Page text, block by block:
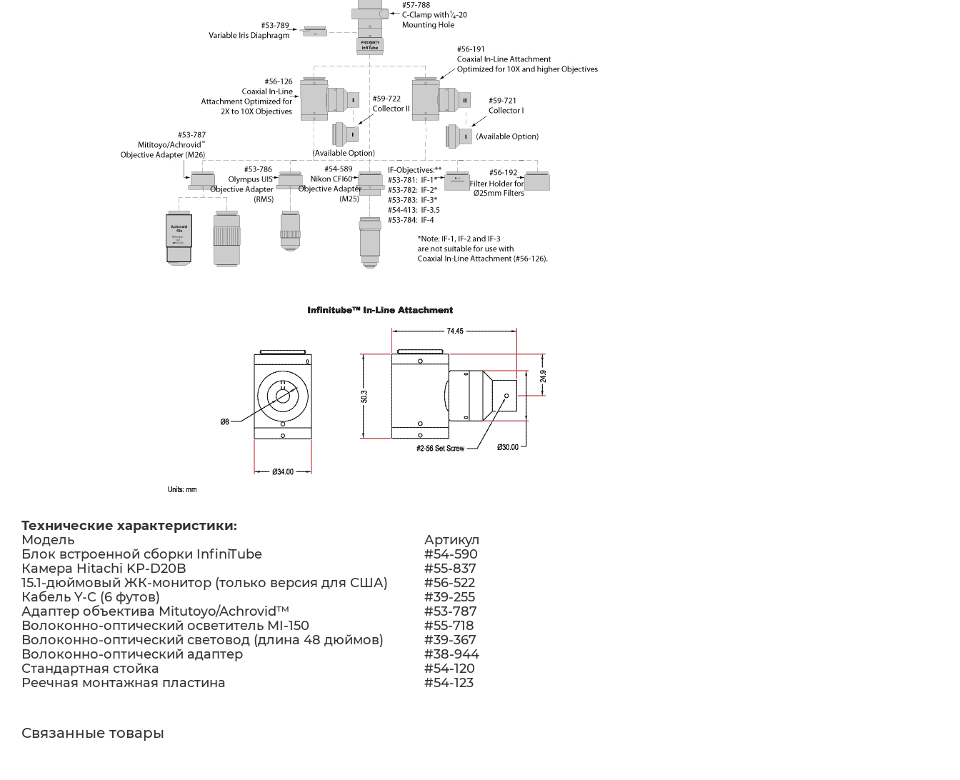
Технические характеристики:
Модель
Артикул
Блок встроенной сборки InfiniTube
#54-590
Камера Hitachi KP-D20B
#55-837
15.1-дюймовый ЖК-монитор (только версия для США)
#56-522
Кабель Y-C (6 футов)
#39-255
Адаптер объектива Mitutoyo/Achrovid™
#53-787
Волоконно-оптический осветитель MI-150
#55-718
Волоконно-оптический световод (длина 48 дюймов)
#39-367
Волоконно-оптический адаптер
#38-944
Стандартная стойка
#54-120
Реечная монтажная пластина
#54-123
Связанные товары